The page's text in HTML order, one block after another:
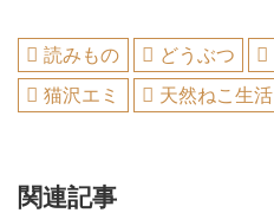
読みもの どうぶつ
猫沢エミ
天然ねこ生活
関連記事